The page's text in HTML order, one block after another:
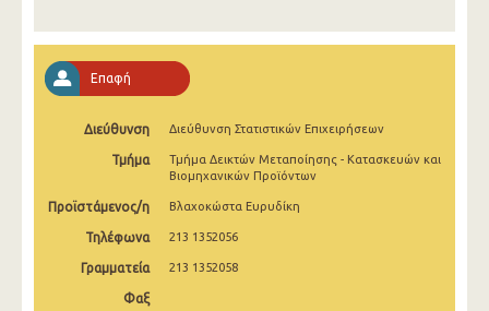
Αυγούστου 2025
Ιουλίου 2025
Ιουνίου 2025
Μαΐου 2025
Μαρτίου 2025
Επαφή
Διεύθυνση Διεύθυνση Στατιστικών Επιχειρήσεων
Τμήμα
Τμήμα Δεικτών Μεταποίησης - Κατασκευών και
Βιομηχανικών Προϊόντων
Προϊστάμενος/η Βλαχοκώστα Ευρυδίκη
Τηλέφωνα 213 1352056
Γραμματεία 213 1352058
Φαξ